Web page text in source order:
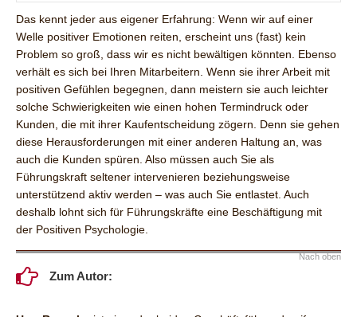
Das kennt jeder aus eigener Erfahrung: Wenn wir auf einer
Welle positiver Emotionen reiten, erscheint uns (fast) kein
Problem so groß, dass wir es nicht bewältigen könnten. Ebenso
verhält es sich bei Ihren Mitarbeitern. Wenn sie ihrer Arbeit mit
positiven Gefühlen begegnen, dann meistern sie auch leichter
solche Schwierigkeiten wie einen hohen Termindruck oder
Kunden, die mit ihrer Kaufentscheidung zögern. Denn sie gehen
diese Herausforderungen mit einer anderen Haltung an, was
auch die Kunden spüren. Also müssen auch Sie als
Führungskraft seltener intervenieren beziehungsweise
unterstützend aktiv werden – was auch Sie entlastet. Auch
deshalb lohnt sich für Führungskräfte eine Beschäftigung mit
der Positiven Psychologie.
Nach oben
Zum Autor: